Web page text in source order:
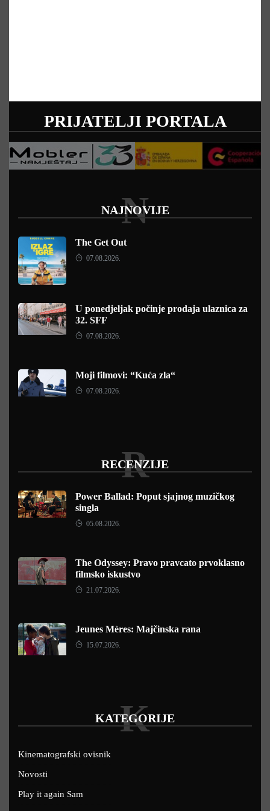
PRIJATELJI PORTALA
NAJNOVIJE
N
The Get Out
07.08.2026.
U ponedjeljak počinje prodaja ulaznica za
32. SFF
07.08.2026.
Moji filmovi: “Kuća zla“
07.08.2026.
RECENZIJE
R
Power Ballad: Poput sjajnog muzičkog
singla
05.08.2026.
The Odyssey: Pravo pravcato prvoklasno
filmsko iskustvo
21.07.2026.
Jeunes Mères: Majčinska rana
15.07.2026.
KATEGORIJE
K
Kinematografski ovisnik
Novosti
Play it again Sam